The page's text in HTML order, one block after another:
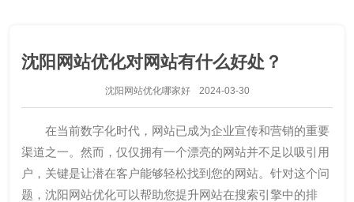
沈阳网站优化对网站有什么好处？
沈阳网站优化哪家好 2024-03-30
在当前数字化时代，网站已成为企业宣传和营销的重要
渠道之一。然而，仅仅拥有一个漂亮的网站并不足以吸引用
户，关键是让潜在客户能够轻松找到您的网站。针对这个问
题，沈阳网站优化可以帮助您提升网站在搜索引擎中的排